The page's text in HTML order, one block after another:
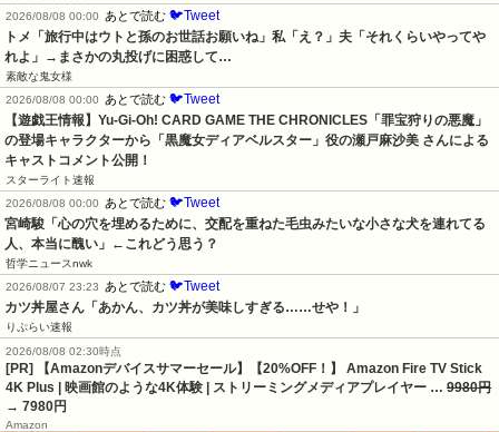
2026/08/08 00:00
あとで読む 🐦Tweet
トメ「旅行中はウトと孫のお世話お願いね」私「え？」夫「それくらいやってや
れよ」→まさかの丸投げに困惑して…
素敵な鬼女様
2026/08/08 00:00
あとで読む 🐦Tweet
【遊戯王情報】Yu-Gi-Oh! CARD GAME THE CHRONICLES「罪宝狩りの悪魔」
の登場キャラクターから「黒魔女ディアベルスター」役の瀬戸麻沙美 さんによる
キャストコメント公開！
スターライト速報
2026/08/08 00:00
あとで読む 🐦Tweet
宮崎駿「心の穴を埋めるために、交配を重ねた毛虫みたいな小さな犬を連れてる
人、本当に醜い」←これどう思う？
哲学ニュースnwk
2026/08/07 23:23
あとで読む 🐦Tweet
カツ丼屋さん「あかん、カツ丼が美味しすぎる……せや！」
りぷらい速報
2026/08/08 02:30時点
[PR] 【Amazonデバイスサマーセール】【20%OFF！】 Amazon Fire TV Stick
4K Plus | 映画館のような4K体験 | ストリーミングメディアプレイヤー … 9980円
→ 7980円
Amazon